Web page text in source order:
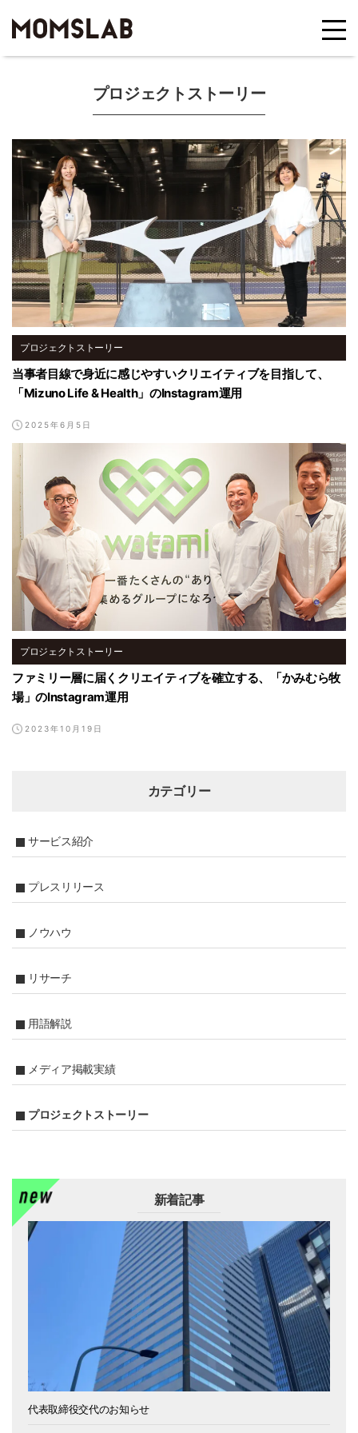
プロジェクトストーリー
プロジェクトストーリー
当事者目線で身近に感じやすいクリエイティブを目指して、
「Mizuno Life & Health」のInstagram運用
2025年6月5日
プロジェクトストーリー
ファミリー層に届くクリエイティブを確立する、「かみむら牧
場」のInstagram運用
2023年10月19日
カテゴリー
サービス紹介
プレスリリース
ノウハウ
リサーチ
用語解説
メディア掲載実績
プロジェクトストーリー
新着記事
代表取締役交代のお知らせ